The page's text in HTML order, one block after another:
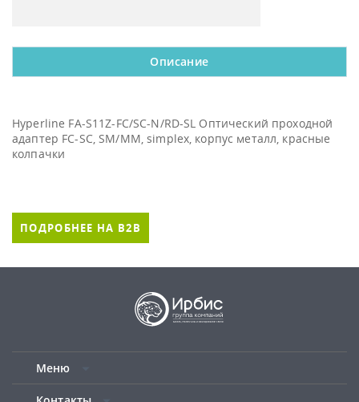
Описание
Hyperline FA-S11Z-FC/SC-N/RD-SL Оптический проходной
адаптер FC-SC, SM/MM, simplex, корпус металл, красные
колпачки
ПОДРОБНЕЕ НА B2B
Меню